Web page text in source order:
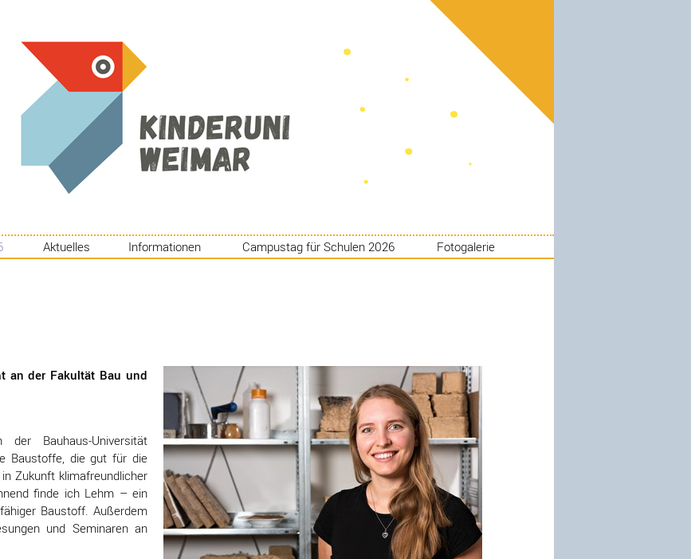
Aktuelles Informationen Campustag für Schulen 2026 Fotogalerie
an der Fakultät Bau und
Bauhaus-Universität
Baustoffe, die gut für die
Zukunft klimafreundlicher
finde ich Lehm – ein
Baustoff. Außerdem
und Seminaren an